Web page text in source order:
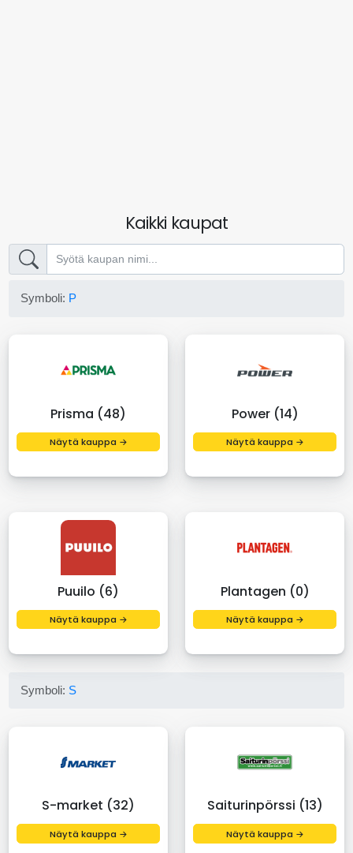
Kaikki kaupat
Symboli: P
Prisma (48)
Näytä kauppa →
Power (14)
Näytä kauppa →
Puuilo (6)
Näytä kauppa →
Plantagen (0)
Näytä kauppa →
Symboli: S
S-market (32)
Näytä kauppa →
Saiturinpörssi (13)
Näytä kauppa →